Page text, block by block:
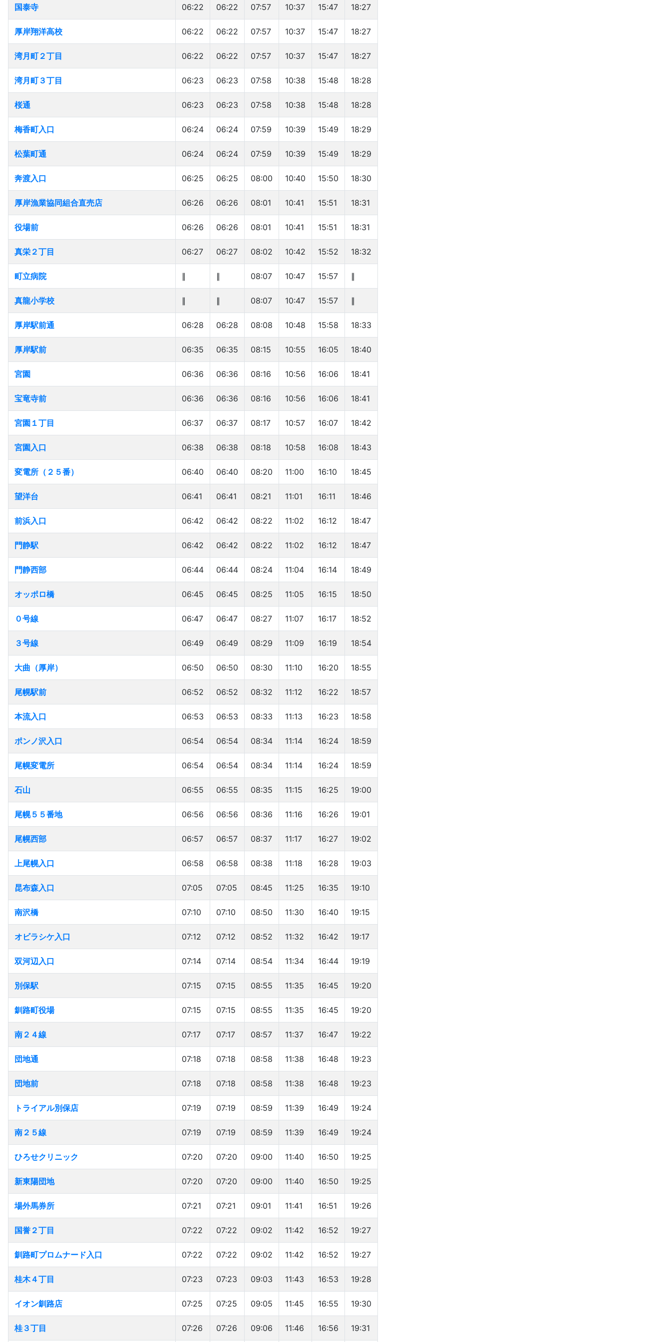
国泰寺 06:22 06:22 07:57 10:37 15:47 18:27
厚岸翔洋高校 06:22 06:22 07:57 10:37 15:47 18:27
湾月町２丁目 06:22 06:22 07:57 10:37 15:47 18:27
湾月町３丁目 06:23 06:23 07:58 10:38 15:48 18:28
桜通 06:23 06:23 07:58 10:38 15:48 18:28
梅香町入口 06:24 06:24 07:59 10:39 15:49 18:29
松葉町通 06:24 06:24 07:59 10:39 15:49 18:29
奔渡入口 06:25 06:25 08:00 10:40 15:50 18:30
厚岸漁業協同組合直売店 06:26 06:26 08:01 10:41 15:51 18:31
役場前 06:26 06:26 08:01 10:41 15:51 18:31
真栄２丁目 06:27 06:27 08:02 10:42 15:52 18:32
町立病院 ∥ ∥ 08:07 10:47 15:57 ∥
真龍小学校 ∥ ∥ 08:07 10:47 15:57 ∥
厚岸駅前通 06:28 06:28 08:08 10:48 15:58 18:33
厚岸駅前 06:35 06:35 08:15 10:55 16:05 18:40
宮園 06:36 06:36 08:16 10:56 16:06 18:41
宝竜寺前 06:36 06:36 08:16 10:56 16:06 18:41
宮園１丁目 06:37 06:37 08:17 10:57 16:07 18:42
宮園入口 06:38 06:38 08:18 10:58 16:08 18:43
変電所（２５番） 06:40 06:40 08:20 11:00 16:10 18:45
望洋台 06:41 06:41 08:21 11:01 16:11 18:46
前浜入口 06:42 06:42 08:22 11:02 16:12 18:47
門静駅 06:42 06:42 08:22 11:02 16:12 18:47
門静西部 06:44 06:44 08:24 11:04 16:14 18:49
オッポロ橋 06:45 06:45 08:25 11:05 16:15 18:50
０号線 06:47 06:47 08:27 11:07 16:17 18:52
３号線 06:49 06:49 08:29 11:09 16:19 18:54
大曲（厚岸） 06:50 06:50 08:30 11:10 16:20 18:55
尾幌駅前 06:52 06:52 08:32 11:12 16:22 18:57
本流入口 06:53 06:53 08:33 11:13 16:23 18:58
ポンノ沢入口 06:54 06:54 08:34 11:14 16:24 18:59
尾幌変電所 06:54 06:54 08:34 11:14 16:24 18:59
石山 06:55 06:55 08:35 11:15 16:25 19:00
尾幌５５番地 06:56 06:56 08:36 11:16 16:26 19:01
尾幌西部 06:57 06:57 08:37 11:17 16:27 19:02
上尾幌入口 06:58 06:58 08:38 11:18 16:28 19:03
昆布森入口 07:05 07:05 08:45 11:25 16:35 19:10
南沢橋 07:10 07:10 08:50 11:30 16:40 19:15
オビラシケ入口 07:12 07:12 08:52 11:32 16:42 19:17
双河辺入口 07:14 07:14 08:54 11:34 16:44 19:19
別保駅 07:15 07:15 08:55 11:35 16:45 19:20
釧路町役場 07:15 07:15 08:55 11:35 16:45 19:20
南２４線 07:17 07:17 08:57 11:37 16:47 19:22
団地通 07:18 07:18 08:58 11:38 16:48 19:23
団地前 07:18 07:18 08:58 11:38 16:48 19:23
トライアル別保店 07:19 07:19 08:59 11:39 16:49 19:24
南２５線 07:19 07:19 08:59 11:39 16:49 19:24
ひろせクリニック 07:20 07:20 09:00 11:40 16:50 19:25
新東陽団地 07:20 07:20 09:00 11:40 16:50 19:25
場外馬券所 07:21 07:21 09:01 11:41 16:51 19:26
国誉２丁目 07:22 07:22 09:02 11:42 16:52 19:27
釧路町プロムナード入口 07:22 07:22 09:02 11:42 16:52 19:27
桂木４丁目 07:23 07:23 09:03 11:43 16:53 19:28
イオン釧路店 07:25 07:25 09:05 11:45 16:55 19:30
桂３丁目 07:26 07:26 09:06 11:46 16:56 19:31
国泰寺
厚岸翔洋高校
湾月町２丁目
湾月町３丁目
桜通
梅香町入口
松葉町通
奔渡入口
厚岸漁業協同組合直売店
役場前
真栄２丁目
町立病院
真龍小学校
厚岸駅前通
厚岸駅前
宮園
宝竜寺前
宮園１丁目
宮園入口
変電所（２５番）
望洋台
前浜入口
門静駅
門静西部
オッポロ橋
０号線
３号線
大曲（厚岸）
尾幌駅前
本流入口
ポンノ沢入口
尾幌変電所
石山
尾幌５５番地
尾幌西部
上尾幌入口
昆布森入口
南沢橋
オビラシケ入口
双河辺入口
別保駅
釧路町役場
南２４線
団地通
団地前
トライアル別保店
南２５線
ひろせクリニック
新東陽団地
場外馬券所
国誉２丁目
釧路町プロムナード入口
桂木４丁目
イオン釧路店
桂３丁目